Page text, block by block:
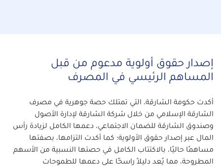
إصدار حقوق أولوية مدعوم من قبل
المساهم الرئيسي في المصرف
أكدت حكومة الشارقة، التي تمتلك حصة جوهرية في مصرف
الشارقة الإسلامي من خلال شركة الشارقة لإدارة الأصول
وصندوق الشارقة للضمان الاجتماعي، دعمها الكامل لزيادة رأس
المال عبر إصدار حقوق الأولوية؛ كما أكدت التزامها، بصفتها
مساهمًا حاليًا، بالاكتتاب الكامل في حصتها النسبية من الأسهم
المطروحة، مما يُعد دليلاً راسخًا على دعمها للطموحات